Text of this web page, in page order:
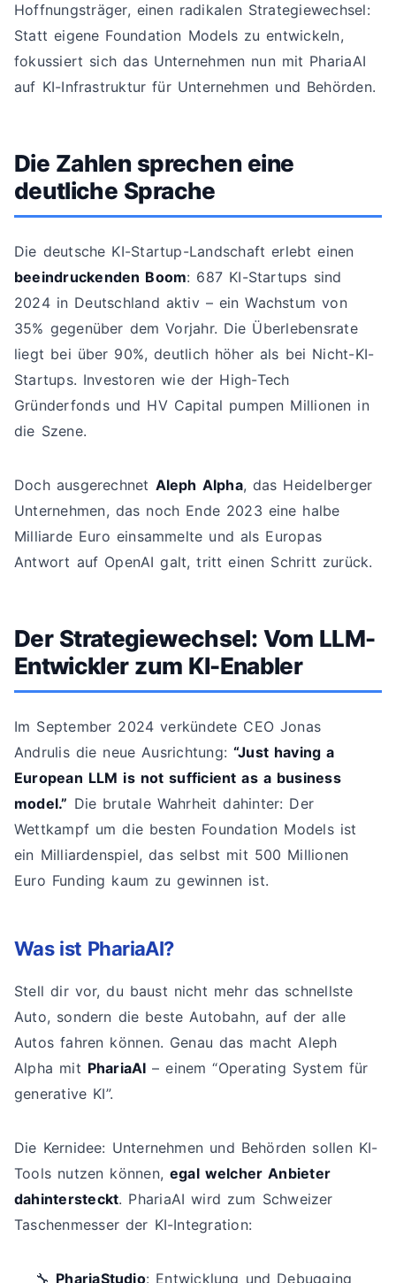
Hoffnungsträger, einen radikalen Strategiewechsel:
Statt eigene Foundation Models zu entwickeln,
fokussiert sich das Unternehmen nun mit PhariaAI
auf KI-Infrastruktur für Unternehmen und Behörden.
Die Zahlen sprechen eine
deutliche Sprache
Die deutsche KI-Startup-Landschaft erlebt einen
beeindruckenden Boom: 687 KI-Startups sind
2024 in Deutschland aktiv – ein Wachstum von
35% gegenüber dem Vorjahr. Die Überlebensrate
liegt bei über 90%, deutlich höher als bei Nicht-KI-
Startups. Investoren wie der High-Tech
Gründerfonds und HV Capital pumpen Millionen in
die Szene.
Doch ausgerechnet Aleph Alpha, das Heidelberger
Unternehmen, das noch Ende 2023 eine halbe
Milliarde Euro einsammelte und als Europas
Antwort auf OpenAI galt, tritt einen Schritt zurück.
Der Strategiewechsel: Vom LLM-
Entwickler zum KI-Enabler
Im September 2024 verkündete CEO Jonas
Andrulis die neue Ausrichtung: “Just having a
European LLM is not sufficient as a business
model.” Die brutale Wahrheit dahinter: Der
Wettkampf um die besten Foundation Models ist
ein Milliardenspiel, das selbst mit 500 Millionen
Euro Funding kaum zu gewinnen ist.
Was ist PhariaAI?
Stell dir vor, du baust nicht mehr das schnellste
Auto, sondern die beste Autobahn, auf der alle
Autos fahren können. Genau das macht Aleph
Alpha mit PhariaAI – einem “Operating System für
generative KI”.
Die Kernidee: Unternehmen und Behörden sollen KI-
Tools nutzen können, egal welcher Anbieter
dahintersteckt. PhariaAI wird zum Schweizer
Taschenmesser der KI-Integration:
🔧 PhariaStudio: Entwicklung und Debugging